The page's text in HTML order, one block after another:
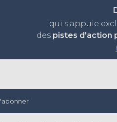
qui s'appuie
des pistes d'action